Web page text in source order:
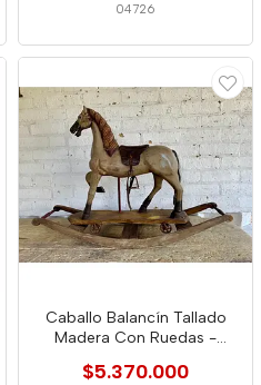
04726
Caballo Balancín Tallado
Madera Con Ruedas -
$5.370.000